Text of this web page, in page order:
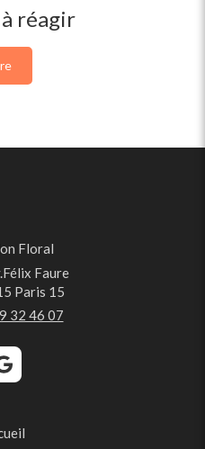
réagir
Floral
Faure
Paris 15
32 46 07